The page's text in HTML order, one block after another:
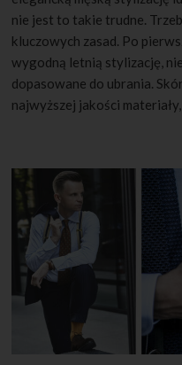
nie jest to takie trudne.
kluczowych zasad. Po
wygodną letnią stylizację,
dopasowane do ubrania.
najwyższej jakości